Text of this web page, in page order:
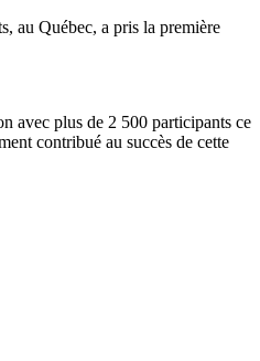
au Québec, a pris la première
avec plus de 2 500 participants ce
contribué au succès de cette